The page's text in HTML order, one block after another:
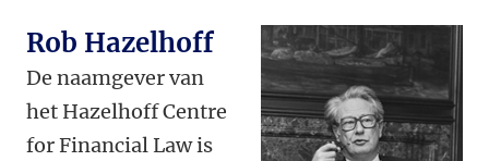
Rob Hazelhoff
De naamgever van
het Hazelhoff Centre
for Financial Law is